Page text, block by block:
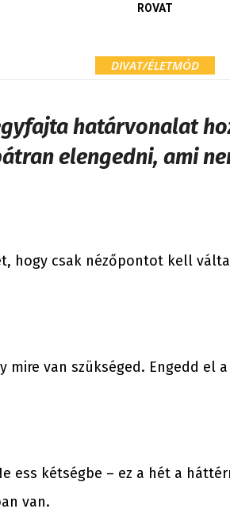
ROVAT
DIVAT/ÉLETMÓD
határvonalat
elengedni, ami
hogy csak nézőpontot kell
mire van szükséged. Engedd el a
ess kétségbe – ez a hét a
van.